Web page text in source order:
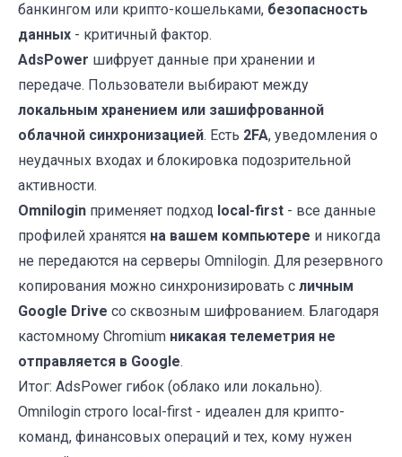
банкингом или крипто-кошельками, безопасность
данных - критичный фактор.
AdsPower шифрует данные при хранении и
передаче. Пользователи выбирают между
локальным хранением или зашифрованной
облачной синхронизацией. Есть 2FA, уведомления о
неудачных входах и блокировка подозрительной
активности.
Omnilogin применяет подход local-first - все данные
профилей хранятся на вашем компьютере и никогда
не передаются на серверы Omnilogin. Для резервного
копирования можно синхронизировать с личным
Google Drive со сквозным шифрованием. Благодаря
кастомному Chromium никакая телеметрия не
отправляется в Google.
Итог: AdsPower гибок (облако или локально).
Omnilogin строго local-first - идеален для крипто-
команд, финансовых операций и тех, кому нужен